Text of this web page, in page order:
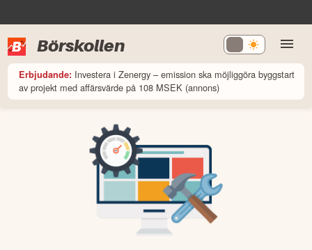
Börskollen
Erbjudande: Investera i Zenergy – emission ska möjliggöra byggstart
av projekt med affärsvärde på 108 MSEK (annons)